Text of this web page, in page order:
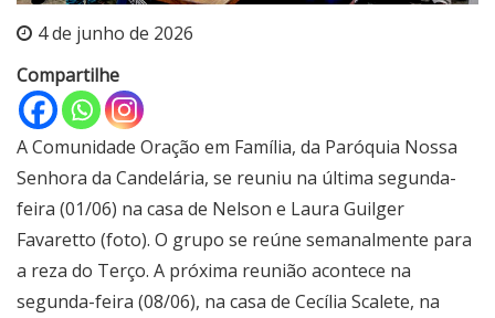
4 de junho de 2026
Compartilhe
A Comunidade Oração em Família, da Paróquia Nossa
Senhora da Candelária, se reuniu na última segunda-
feira (01/06) na casa de Nelson e Laura Guilger
Favaretto (foto). O grupo se reúne semanalmente para
a reza do Terço. A próxima reunião acontece na
segunda-feira (08/06), na casa de Cecília Scalete, na